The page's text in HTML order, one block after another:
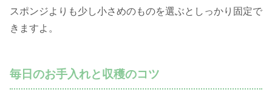
スポンジよりも少し小さめのものを選ぶとしっかり固定で
きますよ。
毎日のお手入れと収穫のコツ